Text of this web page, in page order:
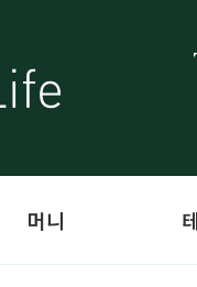
머니